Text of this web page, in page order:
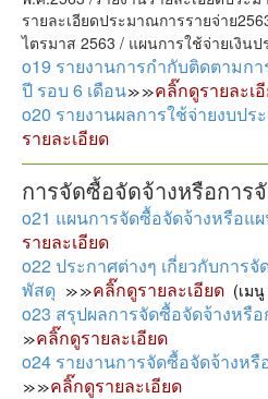
รายละเอียดประมาณการรายจ่าย
ไตรมาส 2563 / แผนการใช้จ่ายเงินป
o19 รายงานการกำกับติดตามก
ปี รอบ 6 เดือน
คลิ๊กดูรายละเ
o20 รายงานผลการใช้จ่ายงบป
รายละเอียด
การจัดซื้อจัดจ้างหรือการ
o21 แผนการจัดซื้อจัดจ้างหรือแ
รายละเอียด
o22 ประกาศต่างๆ เกี่ยวกับการ
พัสดุ
คลิ๊กดูรายละเอียด (เม
o23 สรุปผลการจัดซื้อจัดจ้างหรื
คลิ๊กดูรายละเอียด
o24 รายงานการจัดซื้อจัดจ้างห
คลิ๊กดูรายละเอียด